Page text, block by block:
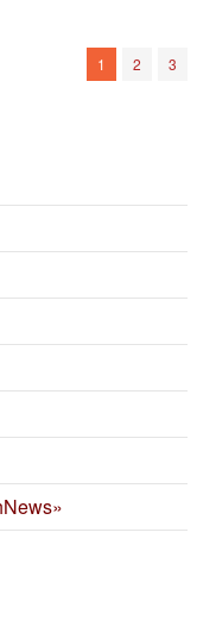
1 2 3